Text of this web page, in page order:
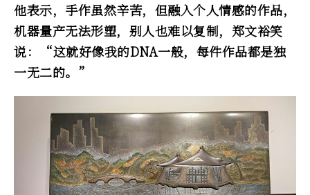
他表示，手作虽然辛苦，但融入个人情感的作品，
机器量产无法形塑，别人也难以复制，郑文裕笑
说：“这就好像我的DNA一般，每件作品都是独
一无二的。”